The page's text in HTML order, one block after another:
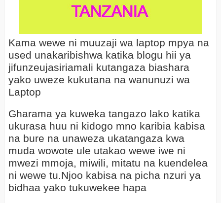
Kama wewe ni muuzaji wa laptop mpya na
used unakaribishwa katika blogu hii ya
jifunzeujasiriamali kutangaza biashara
yako uweze kukutana na wanunuzi wa
Laptop
Gharama ya kuweka tangazo lako katika
ukurasa huu ni kidogo mno karibia kabisa
na bure na unaweza ukatangaza kwa
muda wowote ule utakao wewe iwe ni
mwezi mmoja, miwili, mitatu na kuendelea
ni wewe tu.Njoo kabisa na picha nzuri ya
bidhaa yako tukuwekee hapa